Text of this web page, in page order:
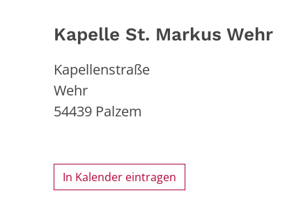
Kapelle St. Markus Wehr
Kapellenstraße
Wehr
54439 Palzem
In Kalender eintragen